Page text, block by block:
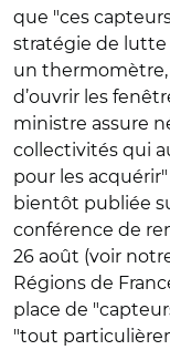
que "ces
stratégie de lutte
un
d’ouvrir les
ministre assure
collectivités qui
pour les
bientôt publiée
conférence de
26 août (voir
Régions de
place de
"tout